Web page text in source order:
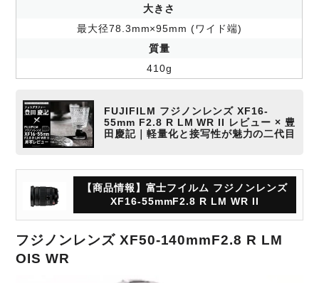
大きさ
最大径78.3mm×95mm (ワイド端)
質量
410g
FUJIFILM フジノンレンズ XF16-
55mm F2.8 R LM WR II レビュー × 豊
田慶記｜軽量化と接写性が魅力の二代目
【商品情報】富士フイルム フジノンレンズ
XF16-55mmF2.8 R LM WR II
フジノンレンズ XF50-140mmF2.8 R LM
OIS WR